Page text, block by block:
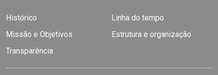
Histórico
Linha do tempo
Missão e Objetivos
Estrutura e organização
Transparência